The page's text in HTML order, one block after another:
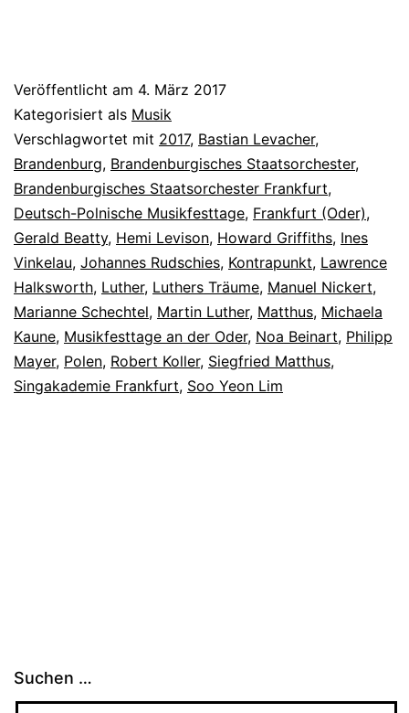
Veröffentlicht am 4. März 2017
Kategorisiert als Musik
Verschlagwortet mit 2017, Bastian Levacher,
Brandenburg, Brandenburgisches Staatsorchester,
Brandenburgisches Staatsorchester Frankfurt,
Deutsch-Polnische Musikfesttage, Frankfurt (Oder),
Gerald Beatty, Hemi Levison, Howard Griffiths, Ines
Vinkelau, Johannes Rudschies, Kontrapunkt, Lawrence
Halksworth, Luther, Luthers Träume, Manuel Nickert,
Marianne Schechtel, Martin Luther, Matthus, Michaela
Kaune, Musikfesttage an der Oder, Noa Beinart, Philipp
Mayer, Polen, Robert Koller, Siegfried Matthus,
Singakademie Frankfurt, Soo Yeon Lim
Suchen …